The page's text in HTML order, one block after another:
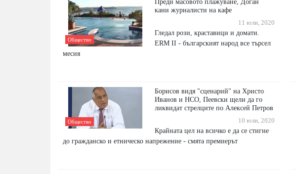
Общество
кани журналисти на кафе
11 юли, 2020
Гледал рози, краставици и домати.
ERM II - българският народ все търсел
месия
Общество
Борисов видя "сценарий" на Христо
Иванов и НСО, Пеевски щели да го
ликвидат стрелците по Алексей Петров
10 юли, 2020
Крайната цел на всичко е да се стигне
до гражданско и етническо напрежение - смята премиерът